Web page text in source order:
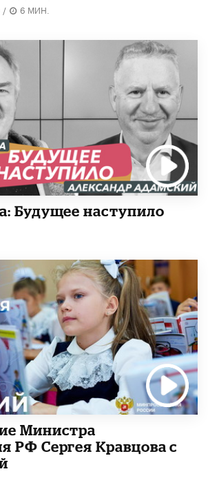
/ 6 МИН.
Будущее наступило
Министра
РФ Сергея Кравцова с